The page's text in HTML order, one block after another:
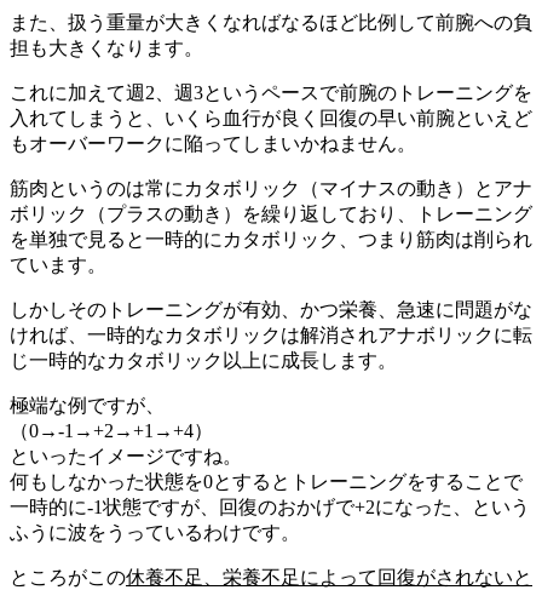
また、扱う重量が大きくなればなるほど比例して前腕への負
担も大きくなります。
これに加えて週2、週3というペースで前腕のトレーニングを
入れてしまうと、いくら血行が良く回復の早い前腕といえど
もオーバーワークに陥ってしまいかねません。
筋肉というのは常にカタボリック（マイナスの動き）とアナ
ボリック（プラスの動き）を繰り返しており、トレーニング
を単独で見ると一時的にカタボリック、つまり筋肉は削られ
ています。
しかしそのトレーニングが有効、かつ栄養、急速に問題がな
ければ、一時的なカタボリックは解消されアナボリックに転
じ一時的なカタボリック以上に成長します。
極端な例ですが、
（0→-1→+2→+1→+4）
といったイメージですね。
何もしなかった状態を0とするとトレーニングをすることで
一時的に-1状態ですが、回復のおかげで+2になった、という
ふうに波をうっているわけです。
ところがこの休養不足、栄養不足によって回復がされないと